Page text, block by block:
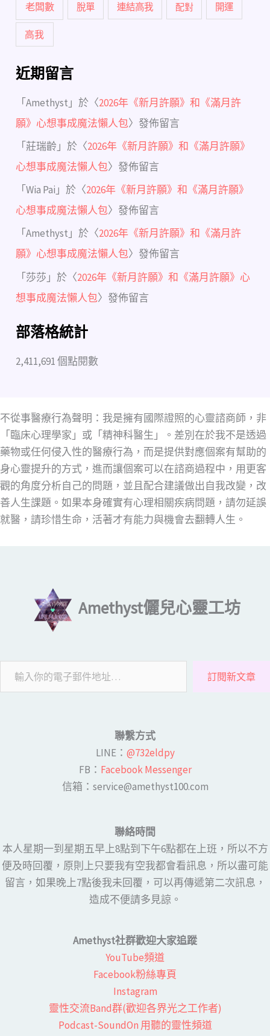
老闆數 脫單 連結高我 配對 開運
高我
近期留言
「Amethyst 」於〈2026年《新月許願》和《滿月許
願》心想事成魔法懶人包〉發佈留言
「莊瑞齡 」於〈2026年《新月許願》和《滿月許願》
心想事成魔法懶人包〉發佈留言
「Wia Pai 」於〈2026年《新月許願》和《滿月許願》
心想事成魔法懶人包〉發佈留言
「Amethyst 」於〈2026年《新月許願》和《滿月許
願》心想事成魔法懶人包〉發佈留言
「 莎莎 」於〈2026年《新月許願》和《滿月許願》心
想事成魔法懶人包〉發佈留言
部落格統計
2,411,691 個點閱數
不從事醫療行為聲明：我是擁有國際證照的心靈諮商師，非
「臨床心理學家」或「精神科醫生」。差別在於我不是透過
藥物或任何侵入性的醫療行為，而是提供對應個案有幫助的
身心靈提升的方式，進而讓個案可以在諮商過程中，用更客
觀的角度分析自己的問題，並且配合建議做出自我改變，改
善人生課題。如果本身確實有心理相關疾病問題，請勿延誤
就醫，請珍惜生命，活著才有能力與機會去翻轉人生。
Amethyst儷兒心靈工坊
訂閱新文章
聯繫方式
LINE​： @732eldpy
FB：​ Facebook Messenger
​​信箱：service@amethyst100.com
聯絡時間
本人星期一到星期五早上8點到下午6點都在上班，所以不方
便及時回覆，原則上只要我有空我都會看訊息，所以盡可能
留言，如果晚上7點後我未回覆，可以再傳遞第二次訊息，
造成不便請多見諒。
Amethyst社群歡迎大家追蹤
YouTube頻道
Facebook粉絲專頁​
Instagram
靈性交流Band群(歡迎各界光之工作者)​
Podcast-SoundOn 用聽的靈性頻道